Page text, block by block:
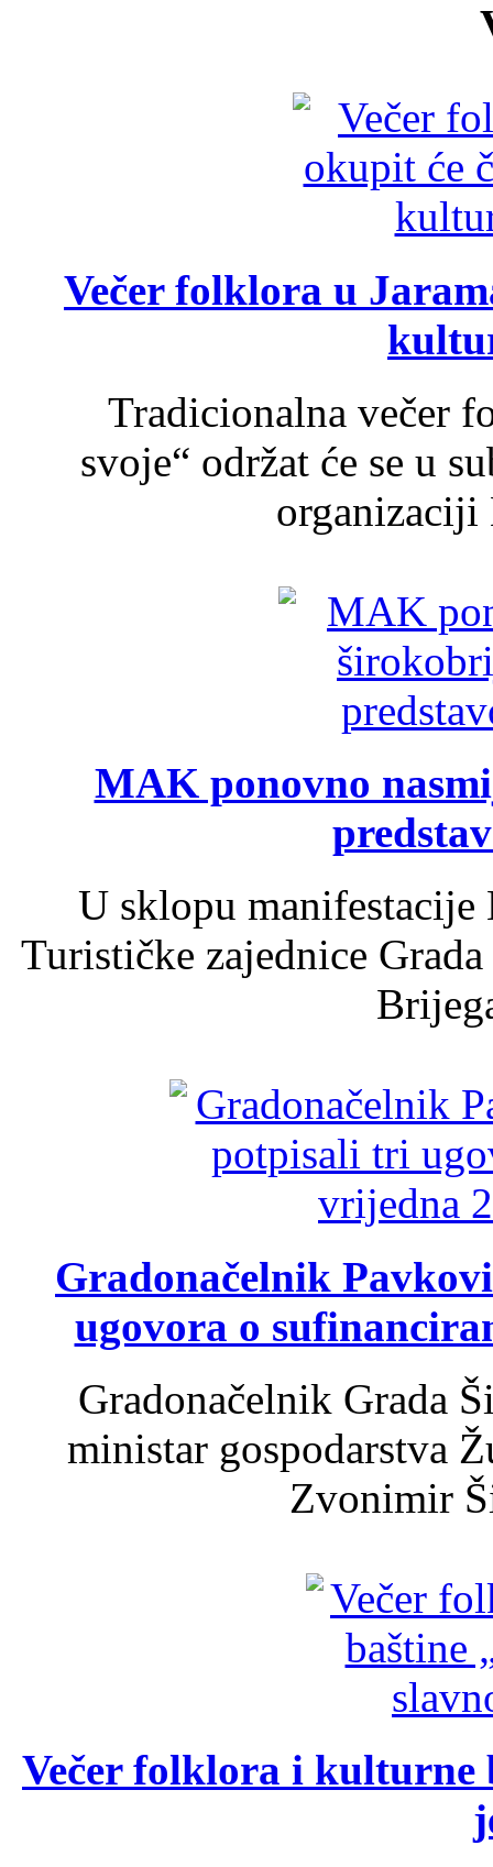
Večer folklora u
Tradicionalna večer
svoje“ održat će se u
organizaciji
MAK ponovno
U sklopu
Turističke zajednice
Gradonačelnik
ugovora o
Gradonačelnik Grada
ministar gospodarstva
Zvonimir
Večer folklora i kulturne